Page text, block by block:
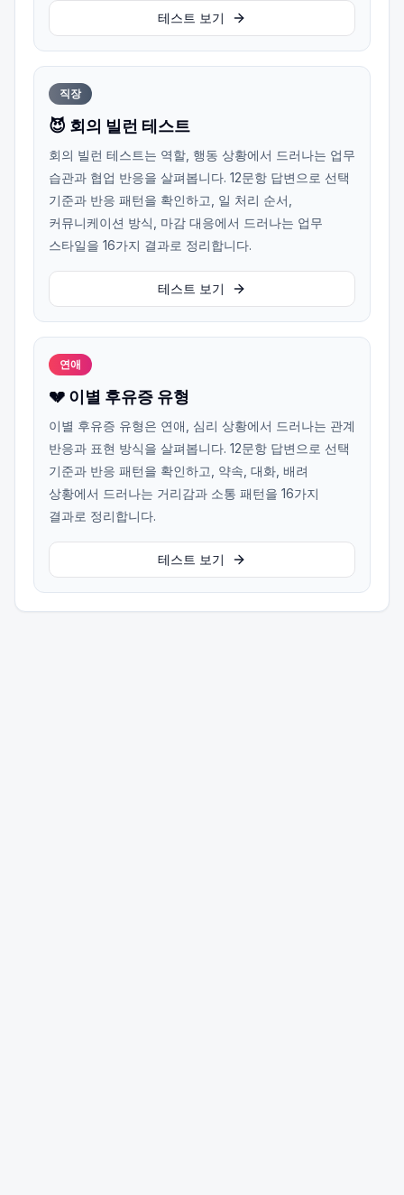
테스트 보기
직장
😈 회의 빌런 테스트
회의 빌런 테스트는 역할, 행동 상황에서 드러나는 업무
습관과 협업 반응을 살펴봅니다. 12문항 답변으로 선택
기준과 반응 패턴을 확인하고, 일 처리 순서,
커뮤니케이션 방식, 마감 대응에서 드러나는 업무
스타일을 16가지 결과로 정리합니다.
테스트 보기
연애
💔 이별 후유증 유형
이별 후유증 유형은 연애, 심리 상황에서 드러나는 관계
반응과 표현 방식을 살펴봅니다. 12문항 답변으로 선택
기준과 반응 패턴을 확인하고, 약속, 대화, 배려
상황에서 드러나는 거리감과 소통 패턴을 16가지
결과로 정리합니다.
테스트 보기